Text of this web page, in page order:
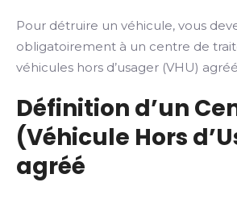
Pour détruire un véhicule, vous
obligatoirement à un centre de
véhicules hors d’usager (VHU)
Définition d’un
(Véhicule Hors
agréé